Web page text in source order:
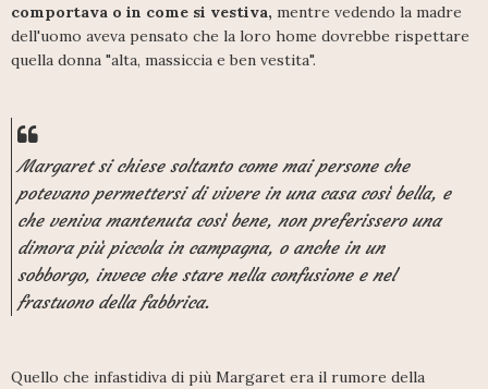
comportava o in come si vestiva, mentre vedendo la madre
dell'uomo aveva pensato che la loro home dovrebbe rispettare
quella donna "alta, massiccia e ben vestita".
Margaret si chiese soltanto come mai persone che
potevano permettersi di vivere in una casa così bella, e
che veniva mantenuta così bene, non preferissero una
dimora più piccola in campagna, o anche in un
sobborgo, invece che stare nella confusione e nel
frastuono della fabbrica.
Quello che infastidiva di più Margaret era il rumore della